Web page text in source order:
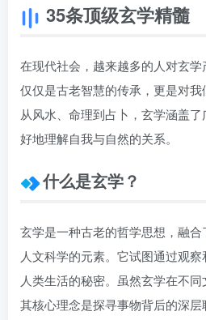
35条顶级玄学精髓
在现代社会，越来越多的人对玄
仅仅是古老智慧的传承，更是对我
从风水、命理到占卜，玄学涵盖
好地理解自我与自然的关系。
什么是玄学？
玄学是一种古老的哲学思想，融
人文科学的元素。它试图通过观
人类生活的秘密。虽然玄学在不
其核心理念是探寻事物背后的深层